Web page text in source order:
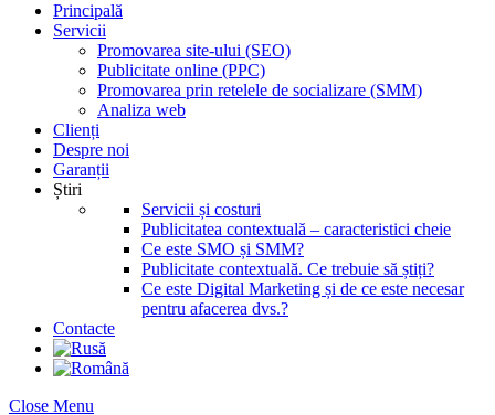
Principală
Servicii
Promovarea site-ului (SEO)
Publicitate online (PPC)
Promovarea prin retelele de socializare (SMM)
Analiza web
Сlienți
Despre noi
Garanții
Știri
Servicii și costuri
Publicitatea contextuală – caracteristici cheie
Ce este SMO și SMM?
Publicitate contextuală. Ce trebuie să știți?
Ce este Digital Marketing și de ce este necesar
pentru afacerea dvs.?
Contacte
Close Menu